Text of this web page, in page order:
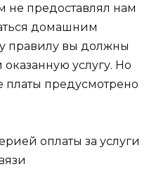
не предоставлял нам
домашним
правилу вы должны
оказанную услугу. Но
предусмотрено